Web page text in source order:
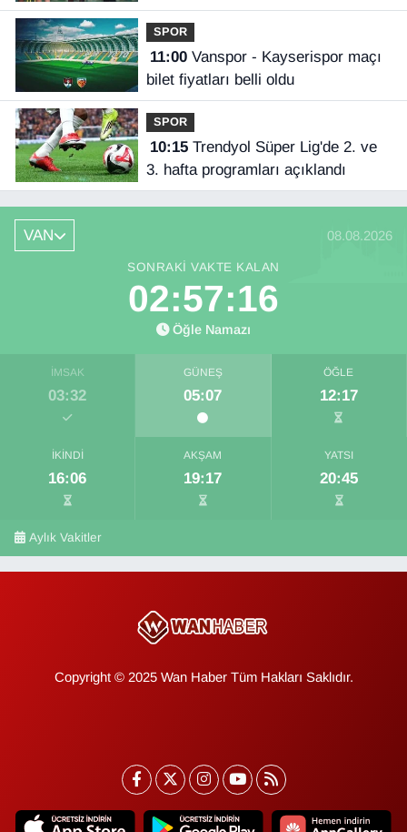
SPOR
11:00Vanspor - Kayserispor maçı
bilet fiyatları belli oldu
SPOR
10:15Trendyol Süper Lig'de 2. ve
3. hafta programları açıklandı
VAN 08.08.2026
SONRAKI VAKTE KALAN
02:57:16
Öğle Namazı
İMSAK
03:32
GÜNEŞ
05:07
ÖĞLE
12:17
İKINDI
16:06
AKŞAM
19:17
YATSI
20:45
Aylık Vakitler
Copyright © 2025 Wan Haber Tüm Hakları Saklıdır.